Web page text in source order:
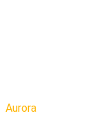
Aurora